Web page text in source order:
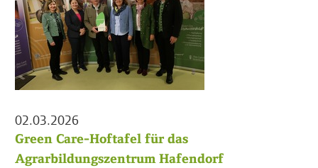
02.03.2026
Green Care-Hoftafel für das
Agrarbildungszentrum Hafendorf